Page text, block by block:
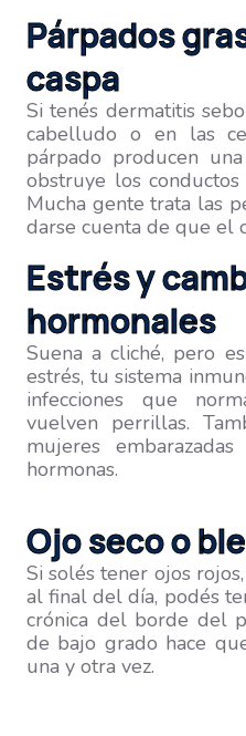
Párpados
caspa
Si tenés dermatitis
cabelludo o en las
párpado producen
obstruye los
Mucha gente trata las
darse cuenta de que el
Estrés y
hormonales
Suena a cliché, pero
estrés, tu sistema
infecciones que
vuelven perrillas.
mujeres
hormonas.
Ojo seco o
Si solés tener ojos
al final del día, podés
crónica del borde del
de bajo grado hace
una y otra vez.